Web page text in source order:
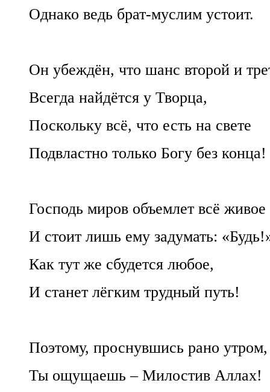
Однако ведь брат-муслим устоит.
Он убеждён, что шанс второй и
Всегда найдётся у Творца,
Поскольку всё, что есть на свете
Подвластно только Богу без конца!
Господь миров объемлет всё живое
И стоит лишь ему задумать:
Как тут же сбудется любое,
И станет лёгким трудный путь!
Поэтому, проснувшись рано утром,
Ты ощущаешь – Милостив Аллах!